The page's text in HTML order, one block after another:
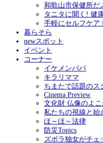
和歌山市保健所だ
タニタに聞く! 健
手軽にセルフケア
暮らそら
newスポット
イベント
コーナー
イケメンパパ
キラリママ
ちまたで話題のス
Cinema Preview
文化財 仏像のよこ
私たちの視線と始
ほ～ほ～法律
防災Topics
ズボラ独女がチェ